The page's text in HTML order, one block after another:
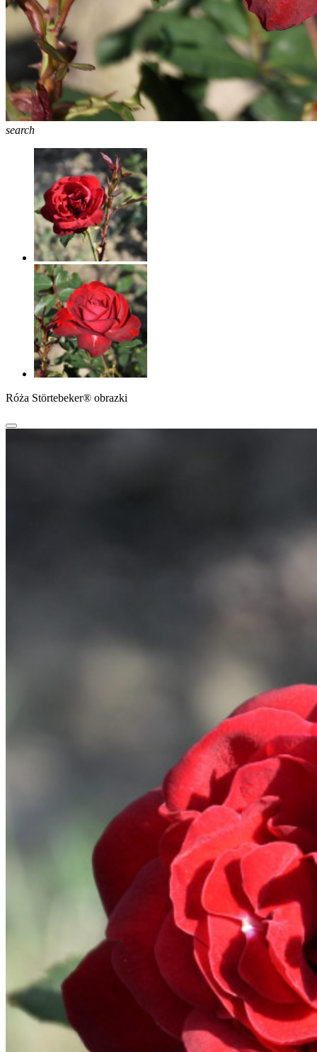
search
Róża Störtebeker® obrazki